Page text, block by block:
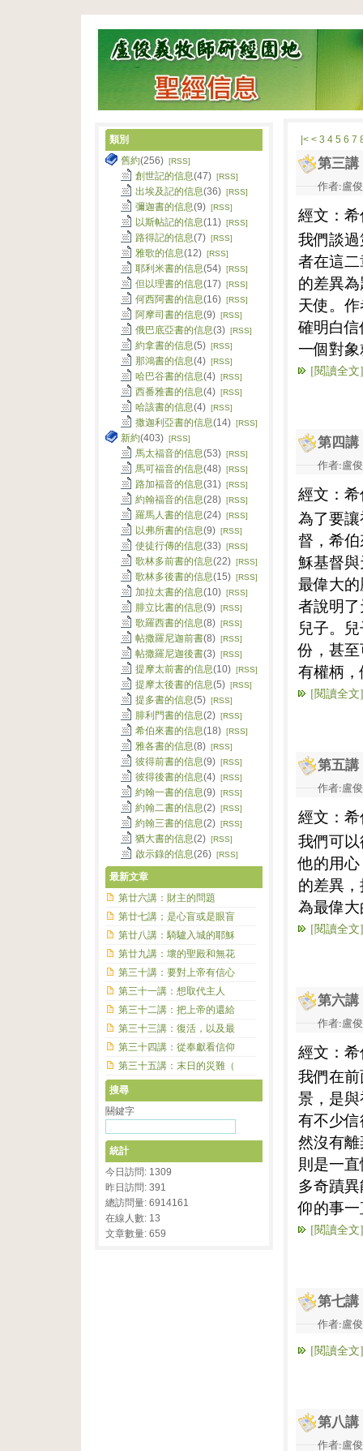
|< < 3 4 5 6 7
第三講
作者:盧
經文：
我們談
者在這
的差異
天使。
確明白
一個對
[閱讀全文]
第四講
作者:盧
經文：
為了要
督，希
穌基督
最偉大
者說明
兒子。
份，甚
有權柄
[閱讀全文]
第五講
作者:盧
經文：
我們可
他的用
的差異
為最偉
[閱讀全文]
第六講
作者:盧
經文：
我們在
景，是
有不少
然沒有
則是一
多奇蹟
仰的事
[閱讀全文]
第七講
作者:盧
[閱讀全文]
第八講
作者:盧
類別
舊約(256) [RSS]
創世記的信息(47) [RSS]
出埃及記的信息(36) [RSS]
彌迦書的信息(9) [RSS]
以斯帖記的信息(11) [RSS]
路得記的信息(7) [RSS]
雅歌的信息(12) [RSS]
耶利米書的信息(54) [RSS]
但以理書的信息(17) [RSS]
何西阿書的信息(16) [RSS]
阿摩司書的信息(9) [RSS]
俄巴底亞書的信息(3) [RSS]
約拿書的信息(5) [RSS]
那鴻書的信息(4) [RSS]
哈巴谷書的信息(4) [RSS]
西番雅書的信息(4) [RSS]
哈該書的信息(4) [RSS]
撒迦利亞書的信息(14) [RSS]
新約(403) [RSS]
馬太福音的信息(53) [RSS]
馬可福音的信息(48) [RSS]
路加福音的信息(31) [RSS]
約翰福音的信息(28) [RSS]
羅馬人書的信息(24) [RSS]
以弗所書的信息(9) [RSS]
使徒行傳的信息(33) [RSS]
歌林多前書的信息(22) [RSS]
歌林多後書的信息(15) [RSS]
加拉太書的信息(10) [RSS]
腓立比書的信息(9) [RSS]
歌羅西書的信息(8) [RSS]
帖撒羅尼迦前書(8) [RSS]
帖撒羅尼迦後書(3) [RSS]
提摩太前書的信息(10) [RSS]
提摩太後書的信息(5) [RSS]
提多書的信息(5) [RSS]
腓利門書的信息(2) [RSS]
希伯來書的信息(18) [RSS]
雅各書的信息(8) [RSS]
彼得前書的信息(9) [RSS]
彼得後書的信息(4) [RSS]
約翰一書的信息(9) [RSS]
約翰二書的信息(2) [RSS]
約翰三書的信息(2) [RSS]
猶大書的信息(2) [RSS]
啟示錄的信息(26) [RSS]
最新文章
第廿六講：財主的問題
第廿七講；是心盲或是眼盲
第廿八講：騎驢入城的耶穌
第廿九講：壞的聖殿和無花
第三十講：要對上帝有信心
第三十一講：想取代主人
第三十二講：把上帝的還給
第三十三講：復活，以及最
第三十四講：從奉獻看信仰
第三十五講：末日的災難（
搜尋
關鍵字
統計
今日訪問: 1309
昨日訪問: 391
總訪問量: 6914161
在線人數: 13
文章數量: 659